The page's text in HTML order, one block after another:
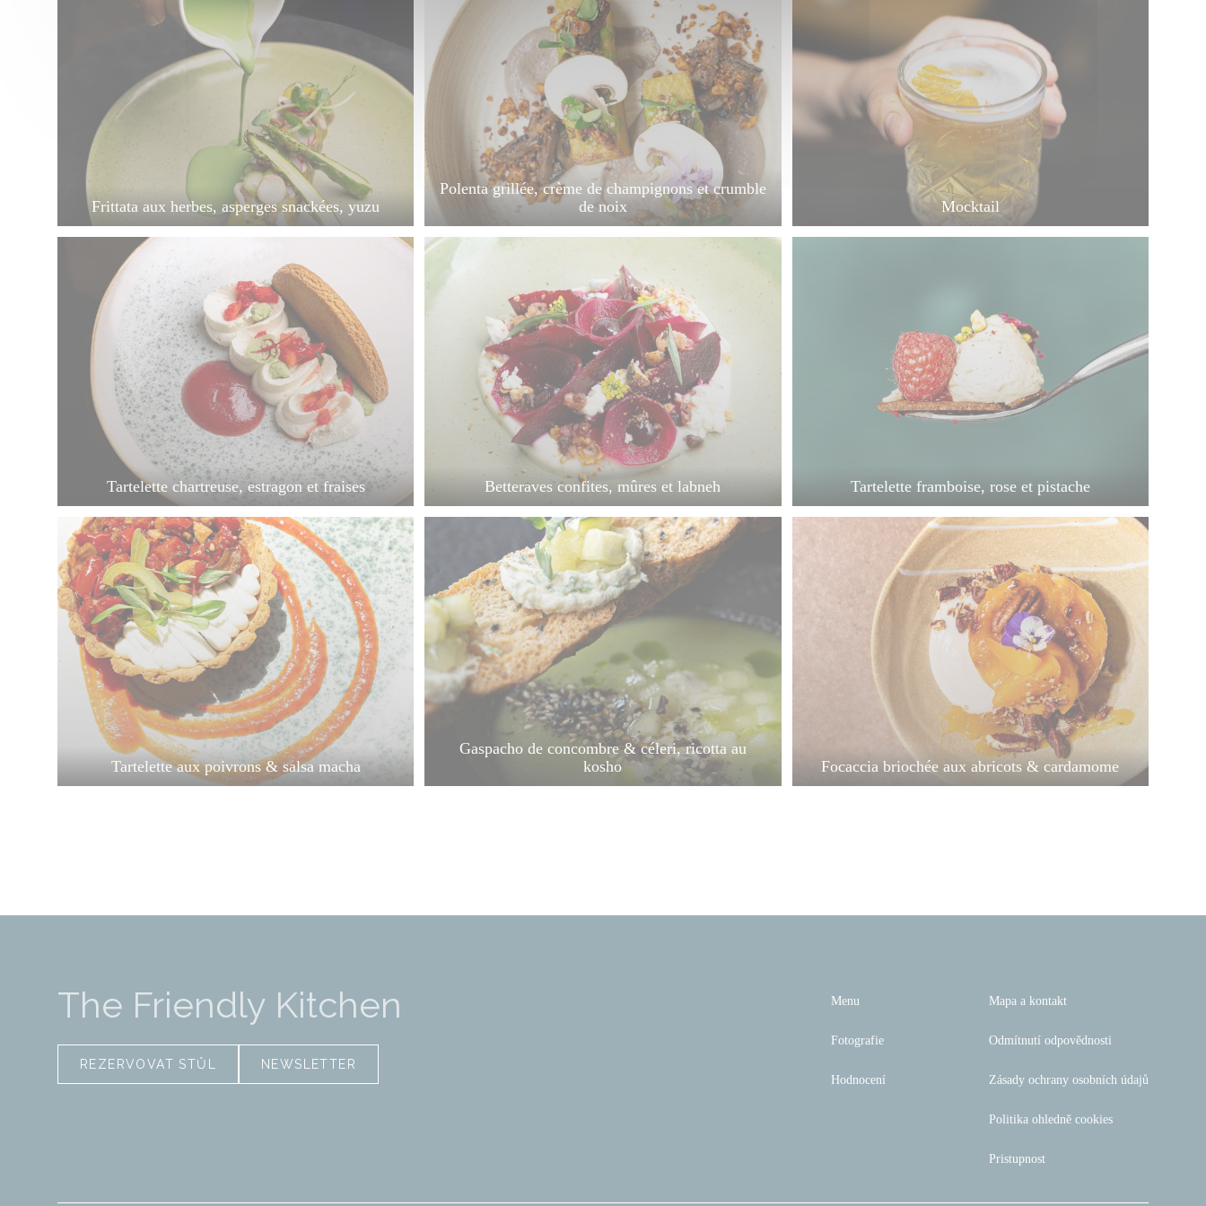
Frittata aux herbes, asperges snackées, yuzu
Polenta grillée, crème de champignons et crumble
de noix
Mocktail
Tartelette chartreuse, estragon et fraises Betteraves confites, mûres et labneh Tartelette framboise, rose et pistache
Tartelette aux poivrons & salsa macha
Gaspacho de concombre & céleri, ricotta au
kosho
Focaccia briochée aux abricots & cardamome
The Friendly Kitchen
REZERVOVAT STŮL NEWSLETTER
Menu
Fotografie
Hodnocení
Mapa a kontakt
Odmítnutí odpovědnosti
Zásady ochrany osobních údajů
Politika ohledně cookies
Pristupnost